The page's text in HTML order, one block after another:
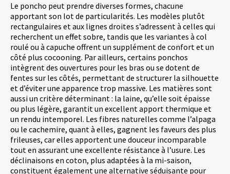
Le poncho peut prendre diverses formes, chacune
apportant son lot de particularités. Les modèles plutôt
rectangulaires et aux lignes droites s’adressent à celles qui
recherchent un effet sobre, tandis que les variantes à col
roulé ou à capuche offrent un supplément de confort et un
côté plus cocooning. Par ailleurs, certains ponchos
intègrent des ouvertures pour les bras ou se dotent de
fentes sur les côtés, permettant de structurer la silhouette
et d’éviter une apparence trop massive. Les matières sont
aussi un critère déterminant : la laine, qu’elle soit épaisse
ou plus légère, garantit un excellent apport thermique et
un rendu intemporel. Les fibres naturelles comme l’alpaga
ou le cachemire, quant à elles, gagnent les faveurs des plus
frileuses, car elles apportent une douceur incomparable
tout en assurant une excellente résistance à l’usure. Les
déclinaisons en coton, plus adaptées à la mi-saison,
constituent également une alternative séduisante pour